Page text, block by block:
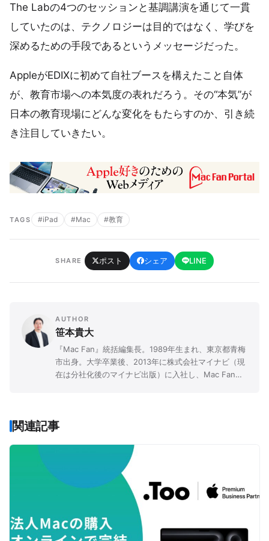
The Labの4つのセッションと基調講演を通じて一貫
していたのは、テクノロジーは目的ではなく、学びを
深めるための手段であるというメッセージだった。
AppleがEDIXに初めて自社ブースを構えたこと自体
が、教育市場への本気度の表れだろう。その“本気”が
日本の教育現場にどんな変化をもたらすのか、引き続
き注目していきたい。
TAGS #iPad #Mac #教育
SHARE ポスト シェア LINE
AUTHOR
笹本貴大
『Mac Fan』統括編集長。1989年生まれ、東京都青梅
市出身。大学卒業後、2013年に株式会社マイナビ（現
在は分社化後のマイナビ出版）に入社し、Mac Fan編
@ssmt_tkhr
関連記事